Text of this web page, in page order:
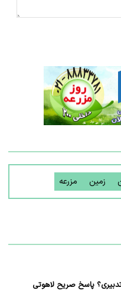
زمین مزرعه
پاسخ صریح لاهوتی